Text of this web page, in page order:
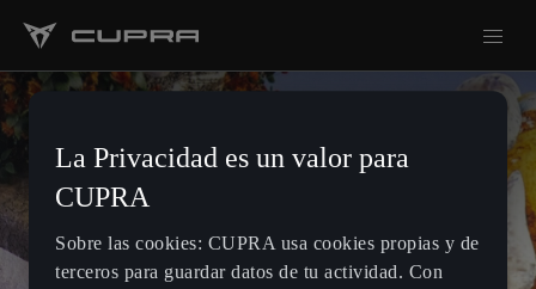
La Privacidad es un valor para
CUPRA
Sobre las cookies: CUPRA usa cookies propias y de
terceros para guardar datos de tu actividad. Con